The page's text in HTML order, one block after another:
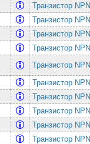
Транзистор
Транзистор
Транзистор
Транзистор
Транзистор
Транзистор
Транзистор
Транзистор
Транзистор
Транзистор